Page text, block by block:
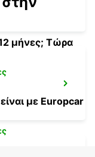
μήνες; Τώρα
με Europcar